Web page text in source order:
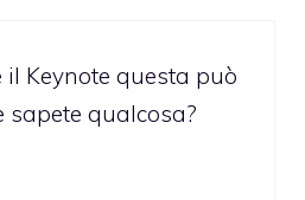
Keynote questa può
sapete qualcosa?